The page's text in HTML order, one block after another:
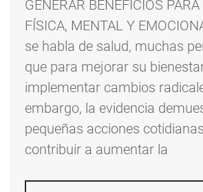
GENERAR BENEFICIOS
FÍSICA, MENTAL Y
se habla de salud, muchas
que para mejorar su
implementar cambios
embargo, la evidencia
pequeñas acciones
contribuir a aumentar la